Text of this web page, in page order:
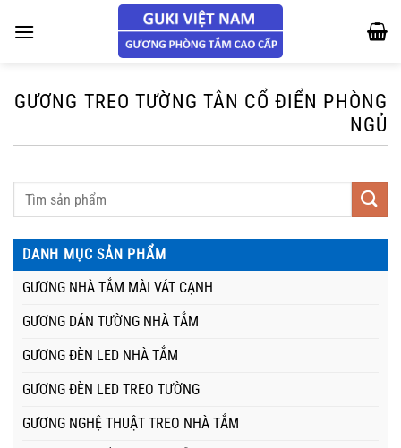
đến
GƯƠNG TREO TƯỜNG TÂN CỔ ĐIỂN PHÒNG
NGỦ
DANH MỤC SẢN PHẨM
GƯƠNG NHÀ TẮM MÀI VÁT CẠNH
GƯƠNG DÁN TƯỜNG NHÀ TẮM
GƯƠNG ĐÈN LED NHÀ TẮM
GƯƠNG ĐÈN LED TREO TƯỜNG
GƯƠNG NGHỆ THUẬT TREO NHÀ TẮM